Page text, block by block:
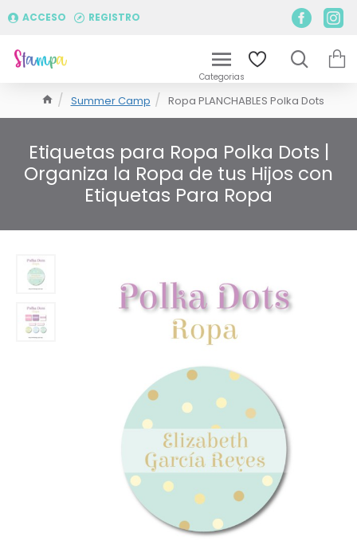
ACCESO REGISTRO
Summer Camp Ropa PLANCHABLES Polka Dots
Etiquetas para Ropa Polka Dots |
Organiza la Ropa de tus Hijos con
Etiquetas Para Ropa